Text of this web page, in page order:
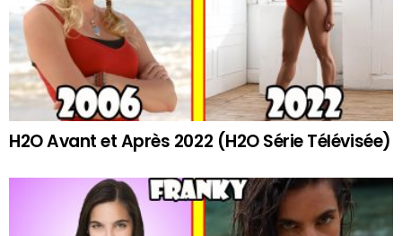
H2O Avant et Après 2022 (H2O Série Télévisée)